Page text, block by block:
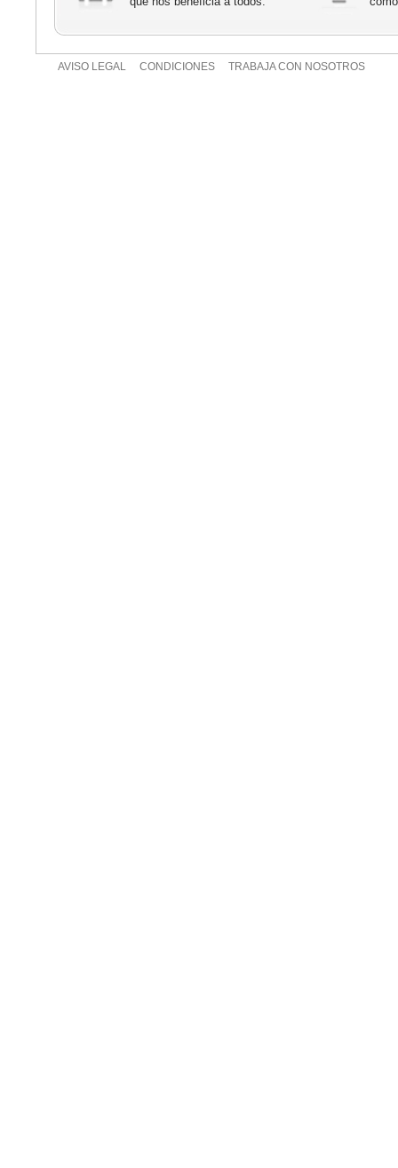
AVISO LEGAL CONDICIONES TRABAJA CON NOSOTROS